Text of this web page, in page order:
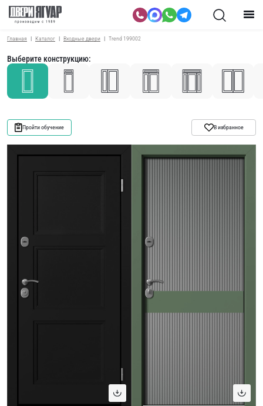
Главная Каталог Входные двери Trend 199002
Выберите конструкцию:
Пройти обучение В избранное